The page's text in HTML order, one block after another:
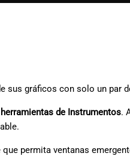
ไทย
sus gráficos con solo un par
herramientas de Instrumentos.
permita ventanas